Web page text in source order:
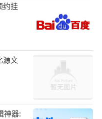
约挂
源文
神器: